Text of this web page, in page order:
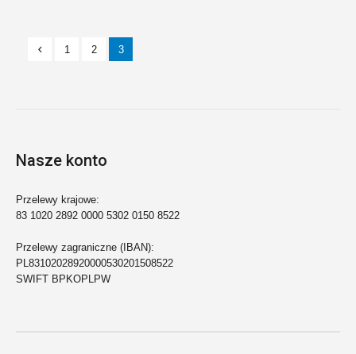
1 2 3
Nasze konto
Przelewy krajowe:
83 1020 2892 0000 5302 0150 8522
Przelewy zagraniczne (IBAN):
PL83102028920000530201508522
SWIFT BPKOPLPW